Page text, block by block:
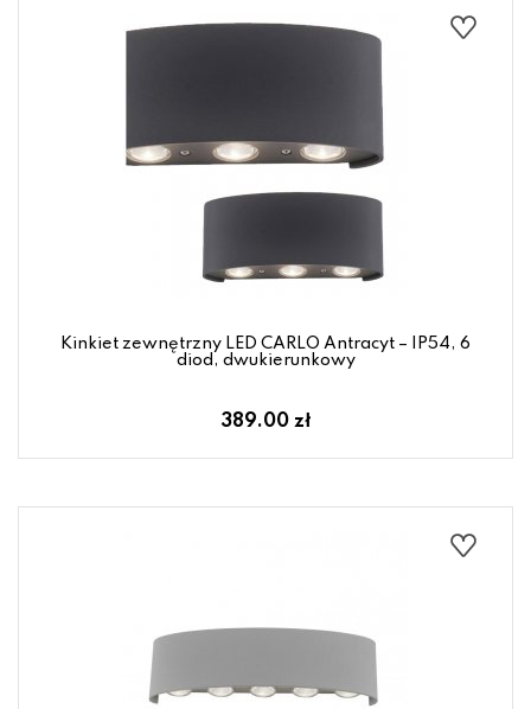
Kinkiet zewnętrzny LED CARLO Antracyt – IP54, 6
diod, dwukierunkowy
389.00 zł